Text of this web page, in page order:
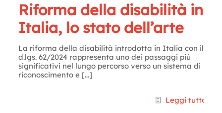
Riforma della disabilità in
Italia, lo stato dell’arte
La riforma della disabilità introdotta in Italia con il
d.lgs. 62/2024 rappresenta uno dei passaggi più
significativi nel lungo percorso verso un sistema di
riconoscimento e[…]
Leggi tutto